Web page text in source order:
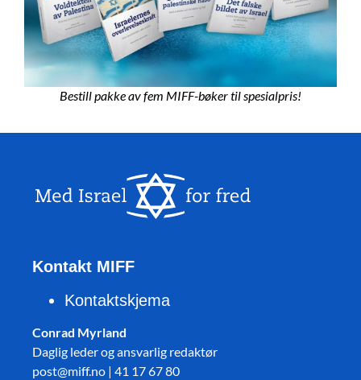
Bestill pakke av fem MIFF-bøker til spesialpris!
Kontakt MIFF
Kontaktskjema
Conrad Myrland
Daglig leder og ansvarlig redaktør
post@miff.no | 41 17 67 80